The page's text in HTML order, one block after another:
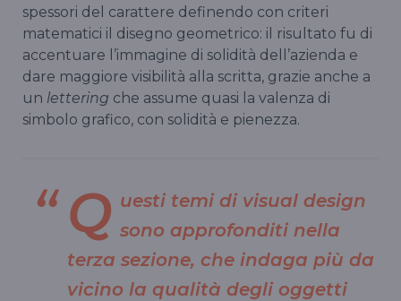
spessori del carattere definendo con criteri
matematici il disegno geometrico: il risultato fu di
accentuare l’immagine di solidità dell’azienda e
dare maggiore visibilità alla scritta, grazie anche a
un lettering che assume quasi la valenza di
simbolo grafico, con solidità e pienezza.
Q uesti temi di visual design
sono approfonditi nella
terza sezione, che indaga più da
vicino la qualità degli oggetti